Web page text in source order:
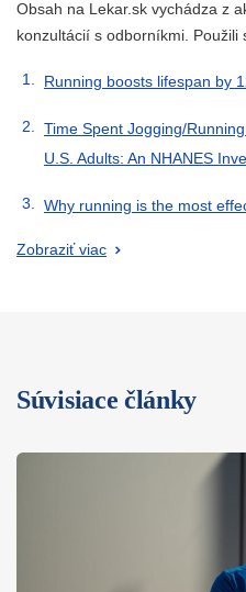
Obsah na Lekar.sk vychádza z
konzultácií s odborníkmi. Použili
Running boosts lifespan by
Time Spent Jogging/
U.S. Adults: An NHANES
Why running is the most
Zobraziť viac
Súvisiace články